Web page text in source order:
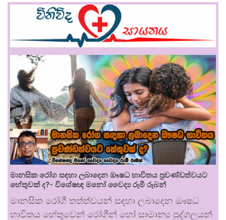
මානසික රෝග සඳහා ලබාදෙන ඖෂධ භාවිතය ප්‍රචණ්ඩත්වයට
හේතුවක් ද?- විශේෂඥ මනෝ වෛද්‍ය රූමි රූබන්
මානසික රෝගී තත්ත්වයන් සඳහා ලබාදෙන ඖෂධ
භාවිතය හේතුවෙන් රෝගීන් හෝ සාමාන්‍ය පුද්ගලයන්